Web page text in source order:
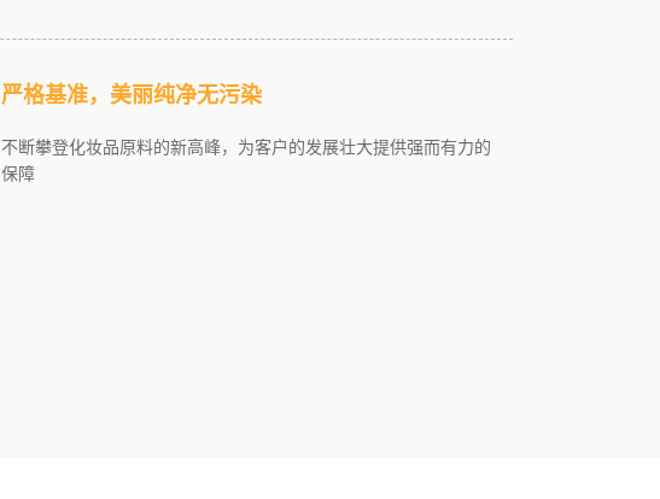
严格基准，美丽纯净无污染
不断攀登化妆品原料的新高峰，为客户的发展壮大提供强而有力的
保障